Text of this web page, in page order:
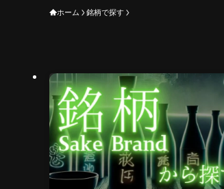
ホーム 銘柄で探す